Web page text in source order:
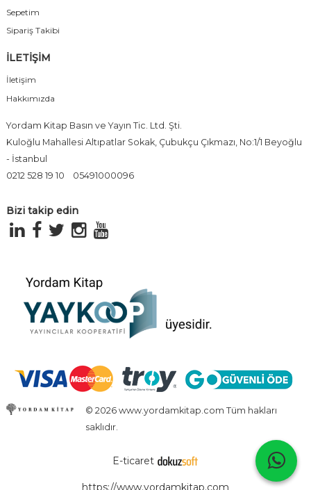
Sepetim
Sipariş Takibi
İLETİŞİM
İletişim
Hakkımızda
Yordam Kitap Basın ve Yayın Tic. Ltd. Şti.
Kuloğlu Mahallesi Altıpatlar Sokak, Çubukçu Çıkmazı, No:1/1 Beyoğlu
- İstanbul
0212 528 19 10
05491000096
Bizi takip edin
© 2026 www.yordamkitap.com Tüm hakları
saklıdır.
E-ticaret
https://www.yordamkitap.com